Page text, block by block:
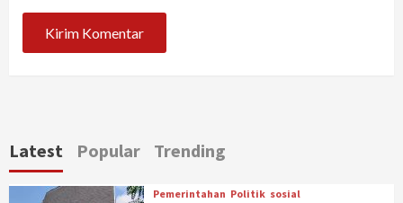
Latest Popular Trending
Pemerintahan Politik sosial